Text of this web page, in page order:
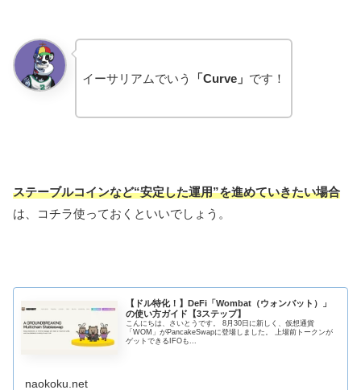
イーサリアムでいう 「Curve」 です！
ステーブルコインなど“安定した運用”を進めていきたい場合
は、コチラ使っておくといいでしょう。
【ドル特化！】DeFi「Wombat（ウォンバット）」
の使い方ガイド【3ステップ】
こんにちは、さいとうです。 8月30日に新しく、仮想通貨
「WOM」がPancakeSwapに登場しました。 上場前トークンが
ゲットできるIFOも...
naokoku.net